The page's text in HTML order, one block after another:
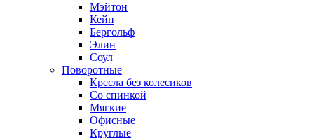
Мэйтон
Кейн
Бергольф
Элин
Соул
Поворотные
Кресла без колесиков
Со спинкой
Мягкие
Офисные
Круглые